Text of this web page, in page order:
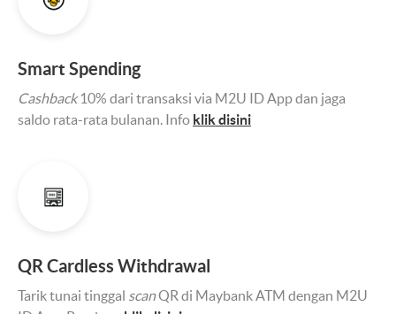
Smart Spending
Cashback10% dari transaksi via M2U ID App dan jaga
saldo rata-rata bulanan. Info klik disini
QR Cardless Withdrawal
Tarik tunai tinggal scanQR di Maybank ATM dengan M2U